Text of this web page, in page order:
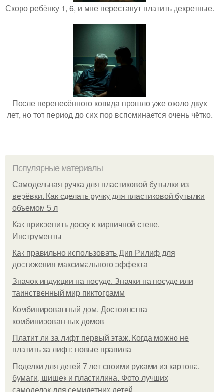
Скоро ребёнку 1, 6, и мне перестанут платить декретные.
После перенесённого ковида прошло уже около двух
лет, но тот период до сих пор вспоминается очень чётко.
Популярные материалы
Самодельная ручка для пластиковой бутылки из
верёвки. Как сделать ручку для пластиковой бутылки
объемом 5 л
Как прикрепить доску к кирпичной стене.
Инструменты
Как правильно использовать Дип Рилиф для
достижения максимального эффекта
Значок индукции на посуде. Значки на посуде или
таинственный мир пиктограмм
Комбинированный дом. Достоинства
комбинированных домов
Платит ли за лифт первый этаж. Когда можно не
платить за лифт: новые правила
Поделки для детей 7 лет своими руками из картона,
бумаги, шишек и пластилина. Фото лучших
самоделок для семилетних детей